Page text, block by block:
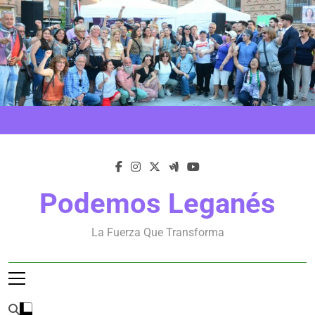
Saltar
al
contenido
Podemos Leganés
La Fuerza Que Transforma